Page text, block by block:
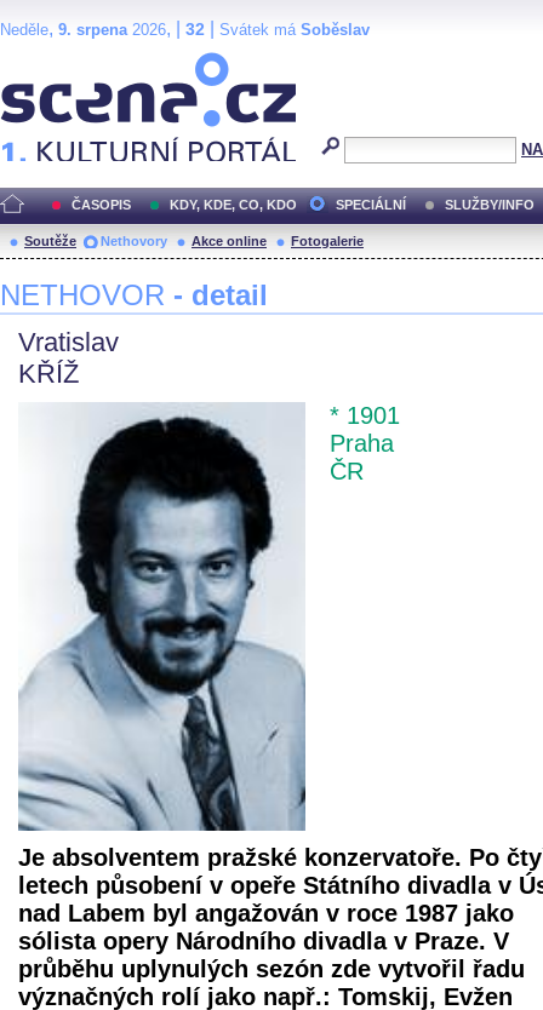
Neděle, 9. srpena2026, | 32 Svátek má Soběslav
ČASOPIS KDY, KDE, CO, KDO SPECIÁLNÍ SLUŽBY/INFO
Soutěže Nethovory Akce online Fotogalerie
NETHOVOR - detail
Vratislav
KŘÍŽ
* 1901
Praha
ČR
Je absolventem pražské konzervatoře. Po
letech působení v opeře Státního divadla v
nad Labem byl angažován v roce 1987 jako
sólista opery Národního divadla v Praze. V
průběhu uplynulých sezón zde vytvořil řadu
význačných rolí jako např.: Tomskij, Evžen